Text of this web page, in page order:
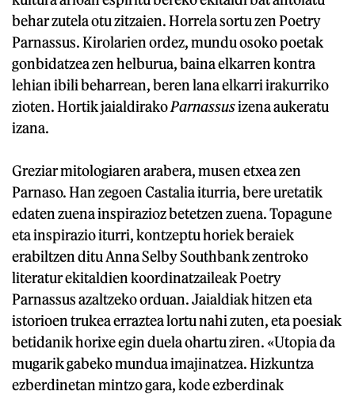
behar zutela otu zitzaien. Horrela sortu zen Poetry
Parnassus. Kirolarien ordez, mundu osoko poetak
gonbidatzea zen helburua, baina elkarren kontra
lehian ibili beharrean, beren lana elkarri irakurriko
zioten. Hortik jaialdirakoParnassusizena aukeratu
izana.
Greziar mitologiaren arabera, musen etxea zen
Parnaso. Han zegoen Castalia iturria, bere uretatik
edaten zuena inspirazioz betetzen zuena. Topagune
eta inspirazio iturri, kontzeptu horiek beraiek
erabiltzen ditu Anna Selby Southbank zentroko
literatur ekitaldien koordinatzaileak Poetry
Parnassus azaltzeko orduan. Jaialdiak hitzen eta
istorioen trukea erraztea lortu nahi zuten, eta poesiak
betidanik horixe egin duela ohartu ziren. «Utopia da
mugarik gabeko mundua imajinatzea. Hizkuntza
ezberdinetan mintzo gara, kode ezberdinak